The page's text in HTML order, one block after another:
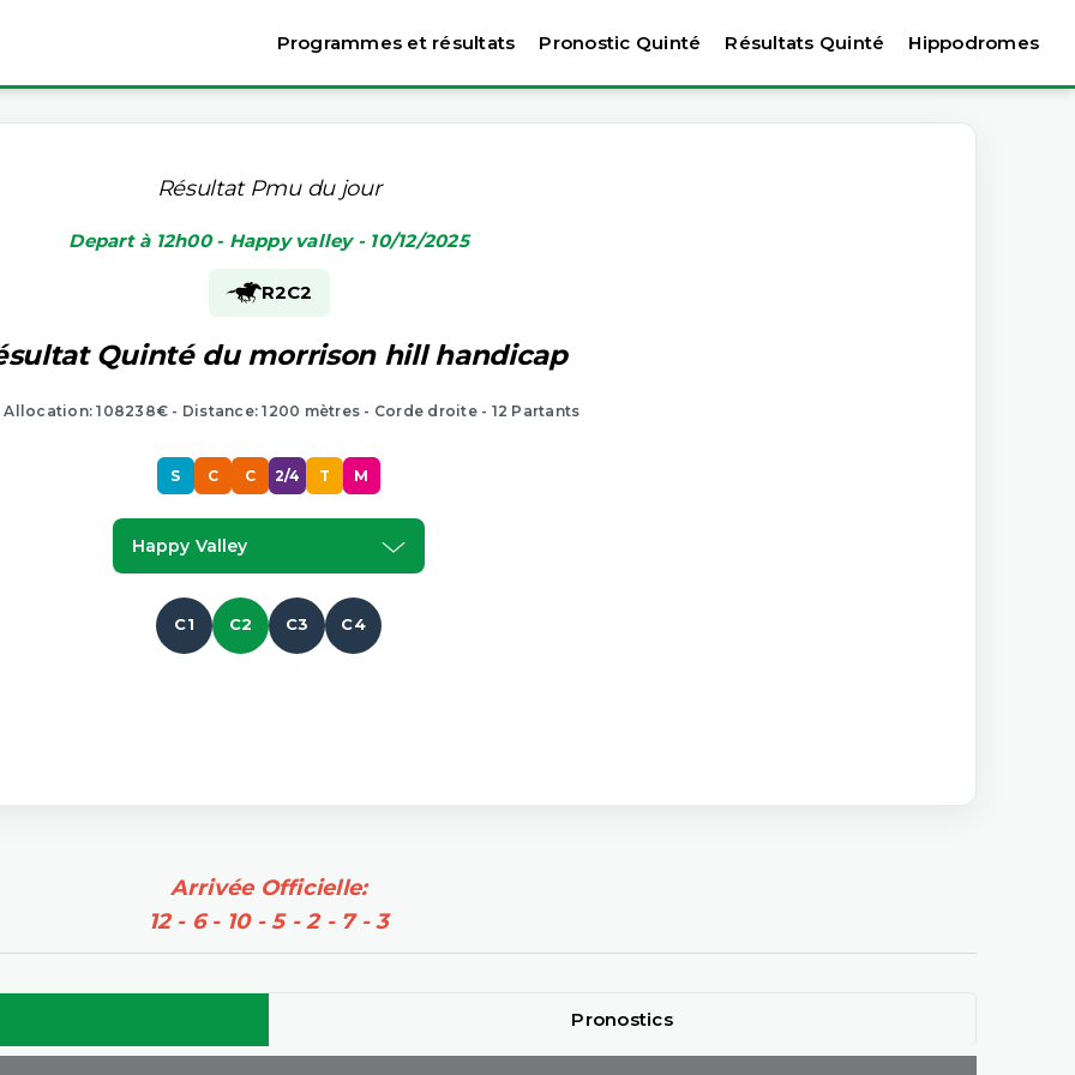
Programmes et résultats Pronostic Quinté Résultats Quinté Hippodromes
Résultat Pmu du jour
Depart à 12h00 - Happy valley - 10/12/2025
R2C2
Quinté du morrison hill handicap
Allocation: 108238€ - Distance: 1200 mètres - Corde droite - 12 Partants
S C C 2/4 T M
Happy Valley
C1 C2 C3 C4
Arrivée Officielle:
12 - 6 - 10 - 5 - 2 - 7 - 3
Pronostics